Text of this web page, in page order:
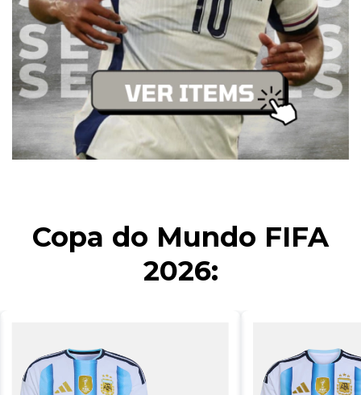
Copa do Mundo FIFA
2026: